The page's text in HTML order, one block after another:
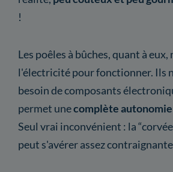
!
Les poêles à bûches, quant à
l'électricité pour fonctionner. Ils
besoin de composants
permet unecomplète
Seul vrai inconvénient : la
peut s'avérer assez